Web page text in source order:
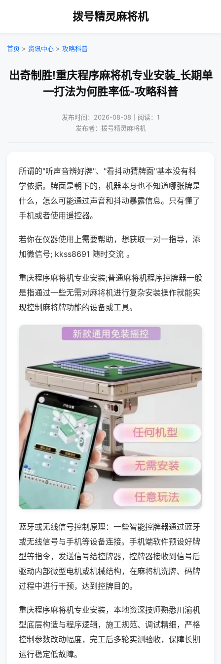
拨号精灵麻将机
首页 > 资讯中心 > 攻略科普
出奇制胜!重庆程序麻将机专业安装_长期单
一打法为何胜率低-攻略科普
发布时间：2026-08-08｜阅读：1
发布者：拨号精灵麻将机
所谓的"听声音辨好牌"、"看抖动猜牌面"基本没有科
学依据。牌面是朝下的，机器本身也不知道哪张牌是
什么，怎么可能通过声音和抖动暴露信息。只有懂了
手机或者使用遥控器。
若你在仪器使用上需要帮助，想获取一对一指导，添
加微信号; kkss8691 随时交流 。
重庆程序麻将机专业安装;普通麻将机程序控牌器一般
是指通过一些无需对麻将机进行复杂安装操作就能实
现控制麻将牌功能的设备或工具。
蓝牙或无线信号控制原理：一些智能控牌器通过蓝牙
或无线信号与手机等设备连接。手机端软件预设好牌
型等指令，发送信号给控牌器，控牌器接收到信号后
驱动内部微型电机或机械结构，在麻将机洗牌、码牌
过程中进行干预，达到控牌目的。
重庆程序麻将机专业安装，本地资深技师熟悉川渝机
型底层构造与程序逻辑，施工规范、调试精细，严格
控制参数改动幅度，完工后多轮实测验收，保障长期
运行稳定低故障。